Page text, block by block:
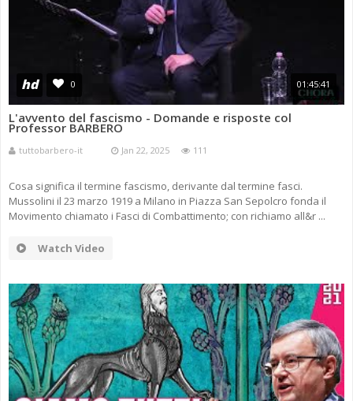
hd 0 01:45:41
L'avvento del fascismo - Domande e risposte col
Professor BARBERO
tuttobarbero-it Jan 22, 2025 111
Cosa significa il termine fascismo, derivante dal termine fasci.
Mussolini il 23 marzo 1919 a Milano in Piazza San Sepolcro fonda il
Movimento chiamato i Fasci di Combattimento; con richiamo all&r ...
Watch Video